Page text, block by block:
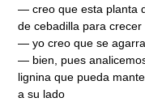
— creo que esta planta
de cebadilla para crecer
— yo creo que se
— bien, pues
lignina que pueda
a su lado